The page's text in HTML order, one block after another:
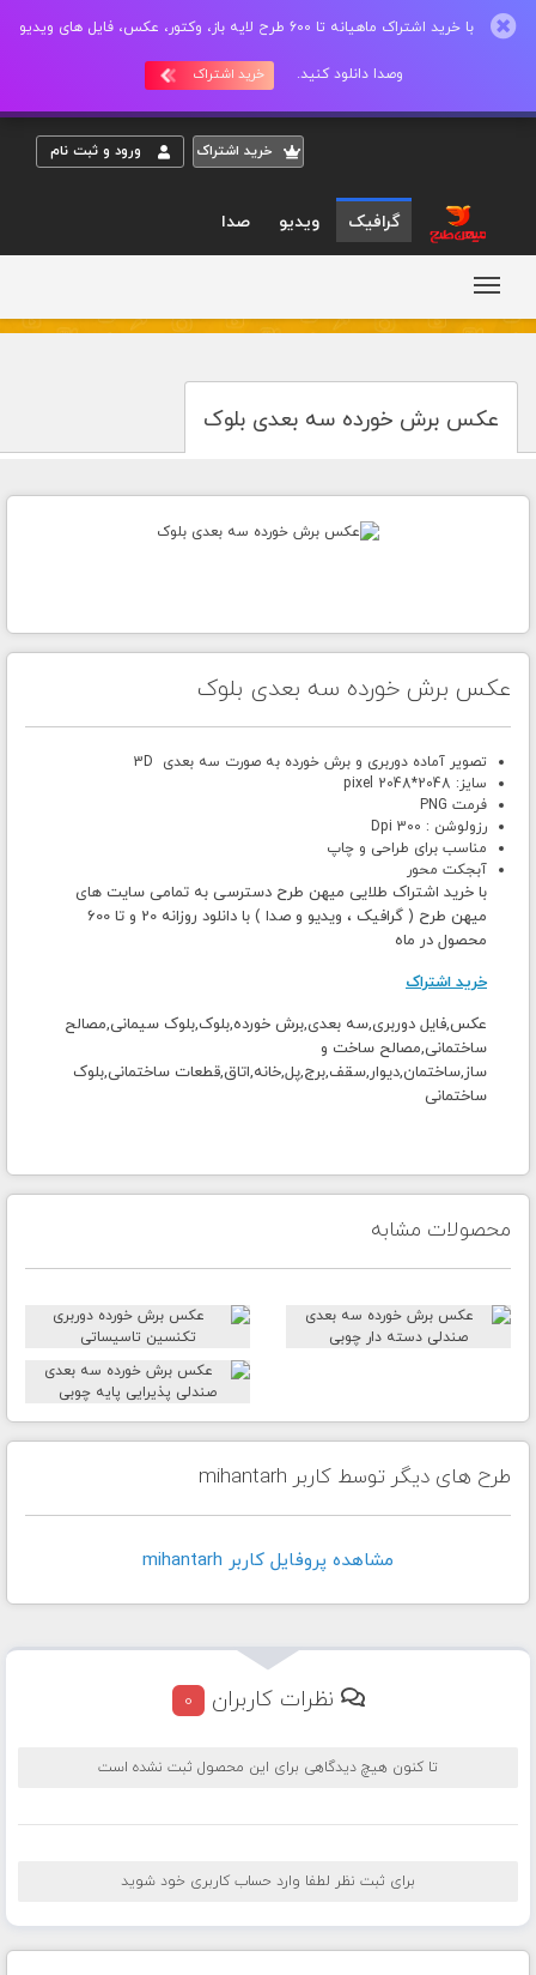
با خرید اشتراک ماهیانه تا 600 طرح لایه باز، وکتور، عکس، فایل های ویدیو
وصدا دانلود کنید. خرید اشتراک
خريد اشتراک ورود و ثبت نام
گرافیک ویدیو صدا
عکس برش خورده سه بعدی بلوک
عکس برش خورده سه بعدی بلوک
تصویر آماده دوربری و برش خورده به صورت سه بعدی 3D
سایز: 2048*2048 pixel
فرمت PNG
رزولوشن : 300 Dpi
مناسب برای طراحی و چاپ
آبجکت محور
با خرید اشتراک طلایی میهن طرح دسترسی به تمامی سایت های
میهن طرح ( گرافیک ، ویدیو و صدا ) با دانلود روزانه 20 و تا 600
محصول در ماه
خرید اشتراک
عکس,فایل دوربری,سه بعدی,برش خورده,بلوک,بلوک سیمانی,مصالح
ساختمانی,مصالح ساخت و
ساز,ساختمان,دیوار,سقف,برج,پل,خانه,اتاق,قطعات ساختمانی,بلوک
ساختمانی
محصولات مشابه
طرح های دیگر توسط کاربر mihantarh
مشاهده پروفايل کاربر mihantarh
نظرات کاربران 0
تا کنون هیچ دیدگاهی برای این محصول ثبت نشده است
برای ثبت نظر لطفا وارد حساب کاربری خود شوید